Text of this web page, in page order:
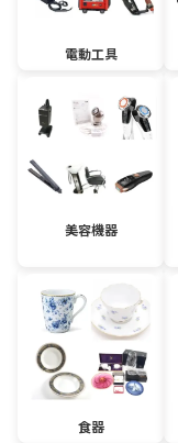
電動工具
美容機器
食器